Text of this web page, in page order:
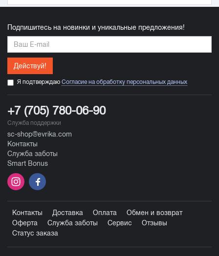
Подпишитесь на новинки и уникальные предложения!
Действуй!
Я подтверждаю Согласие на обработку персональных данных
+7 (705) 780-06-90
Служба поддержки
sc-shop@evrika.com
Контакты
Служба заботы
Smart Bonus
Контакты Доставка Оплата
Обмен и возврат
Оферта
Служба заботы Сервис
Отзывы
Статус заказа